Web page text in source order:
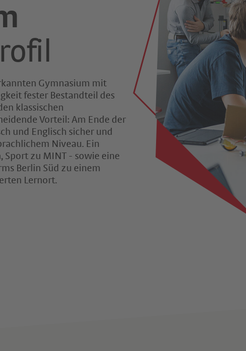
Gymnasium mit
fester Bestandteil des
klassischen
Vorteil: Am Ende der
und Englisch sicher und
Niveau. Ein
Sport zu MINT - sowie eine
Berlin Süd zu einem
Lernort.